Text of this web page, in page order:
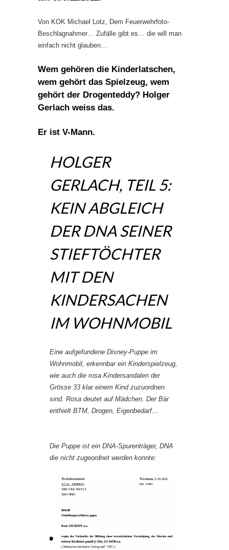
Von KOK Michael Lotz, Dem Feuerwehrfoto-
Beschlagnahmer… Zufälle gibt es… die will man
einfach nicht glauben…
Wem gehören die Kinderlatschen,
wem gehört das Spielzeug, wem
gehört der Drogenteddy? Holger
Gerlach weiss das.
Er ist V-Mann.
HOLGER
GERLACH, TEIL 5:
KEIN ABGLEICH
DER DNA SEINER
STIEFTÖCHTER
MIT DEN
KINDERSACHEN
IM WOHNMOBIL
Eine aufgefundene Disney-Puppe im
Wohnmobil, erkennbar ein Kinderspielzeug,
wie auch die rosa Kindersandalen der
Grösse 33 klar einem Kind zuzuordnen
sind. Rosa deutet auf Mädchen. Der Bär
enthielt BTM, Drogen, Eigenbedarf…
Die Puppe ist ein DNA-Spurenträger, DNA
die nicht zugeordnet werden konnte: